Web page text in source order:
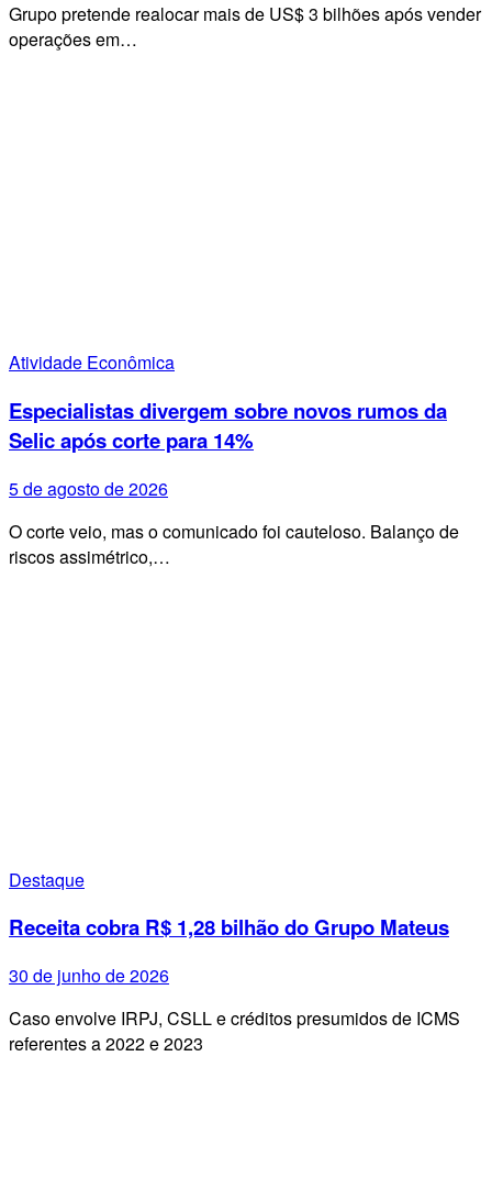
Grupo pretende realocar mais de US$ 3 bilhões após vender
operações em…
Atividade Econômica
Especialistas divergem sobre novos rumos da
Selic após corte para 14%
5 de agosto de 2026
O corte veio, mas o comunicado foi cauteloso. Balanço de
riscos assimétrico,…
Destaque
Receita cobra R$ 1,28 bilhão do Grupo Mateus
30 de junho de 2026
Caso envolve IRPJ, CSLL e créditos presumidos de ICMS
referentes a 2022 e 2023